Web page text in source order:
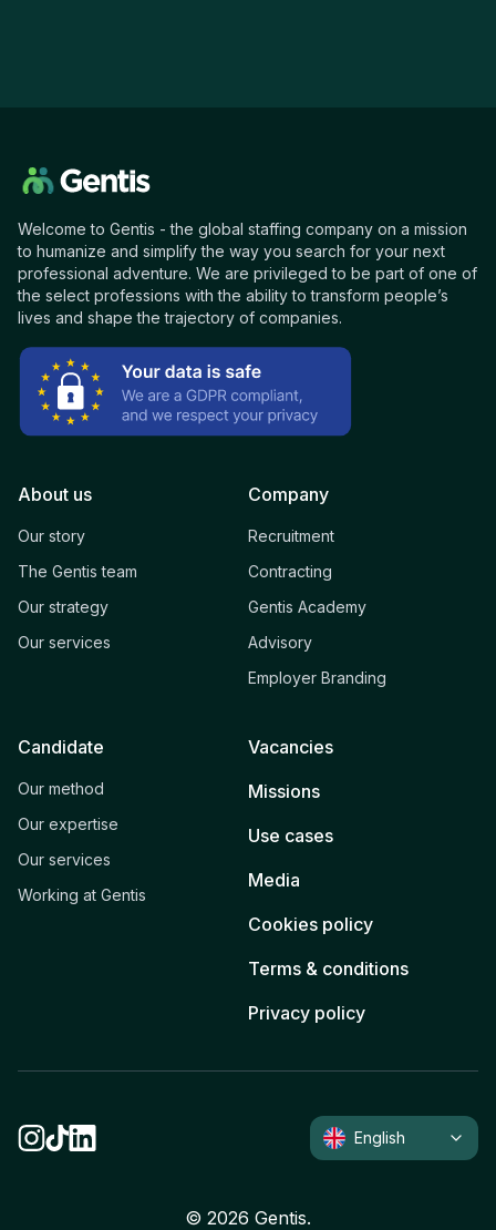
Welcome to Gentis - the global staffing company on a mission
to humanize and simplify the way you search for your next
professional adventure. We are privileged to be part of one of
the select professions with the ability to transform people’s
lives and shape the trajectory of companies.
About us
Our story
The Gentis team
Our strategy
Our services
Company
Recruitment
Contracting
Gentis Academy
Advisory
Employer Branding
Candidate
Our method
Our expertise
Our services
Working at Gentis
Vacancies
Missions
Use cases
Media
Cookies policy
Terms & conditions
Privacy policy
© 2026 Gentis.
English